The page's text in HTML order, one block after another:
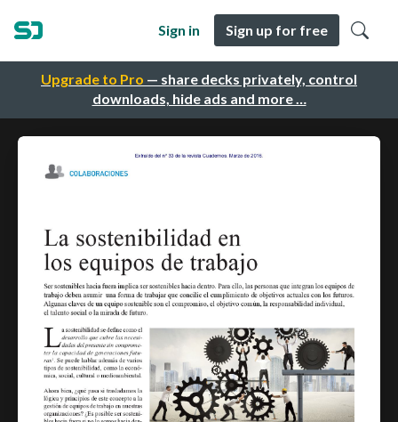
Upgrade to Pro — share decks privately, control
downloads, hide ads and more …
Sign in Sign up for free